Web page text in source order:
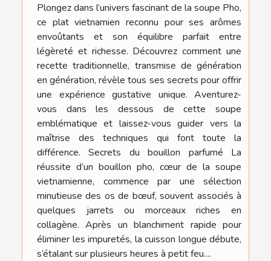
Plongez dans l’univers fascinant de la soupe Pho,
ce plat vietnamien reconnu pour ses arômes
envoûtants et son équilibre parfait entre
légèreté et richesse. Découvrez comment une
recette traditionnelle, transmise de génération
en génération, révèle tous ses secrets pour offrir
une expérience gustative unique. Aventurez-
vous dans les dessous de cette soupe
emblématique et laissez-vous guider vers la
maîtrise des techniques qui font toute la
différence. Secrets du bouillon parfumé La
réussite d’un bouillon pho, cœur de la soupe
vietnamienne, commence par une sélection
minutieuse des os de bœuf, souvent associés à
quelques jarrets ou morceaux riches en
collagène. Après un blanchiment rapide pour
éliminer les impuretés, la cuisson longue débute,
s’étalant sur plusieurs heures à petit feu....